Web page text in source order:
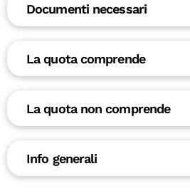
Documenti necessari
La quota comprende
La quota non comprende
Info generali